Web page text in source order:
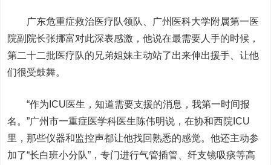
广东危重症救治医疗队领队、广州医科大学附属第一医
院副院长张挪富对此深表感激，他说在最需要人手的时候，
第二十二批医疗队的兄弟姐妹主动站了出来伸出援手、让他
们很受鼓舞。
“作为ICU医生，知道需要支援的消息，我第一时间报
名。”广州市一重症医学科医生陈伟明说，在协和西院ICU
里，那些仪器和监控声都让他找回熟悉的感觉。他还主动参
加了“长白班小分队”，专门进行气管插管、纤支镜吸痰等高